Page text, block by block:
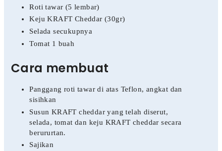
Roti tawar (5 lembar)
Keju KRAFT Cheddar (30gr)
Selada secukupnya
Tomat 1 buah
Cara membuat
Panggang roti tawar di atas Teflon, angkat dan
sisihkan
Susun KRAFT cheddar yang telah diserut,
selada, tomat dan keju KRAFT cheddar secara
berururtan.
Sajikan